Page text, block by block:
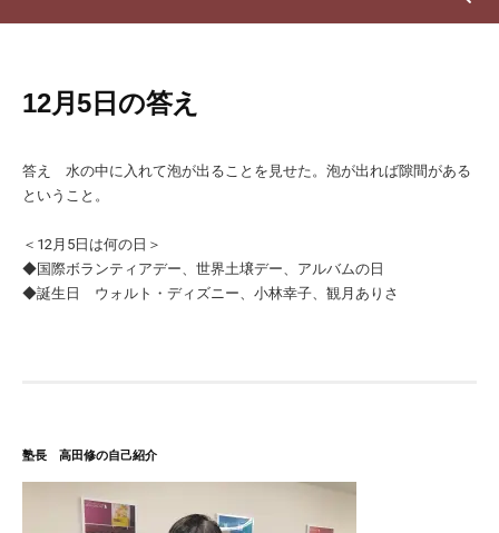
12月5日の答え
答え 水の中に入れて泡が出ることを見せた。泡が出れば隙間がある
ということ。
＜12月5日は何の日＞
◆国際ボランティアデー、世界土壌デー、アルバムの日
◆誕生日 ウォルト・ディズニー、小林幸子、観月ありさ
塾長 高田修の自己紹介